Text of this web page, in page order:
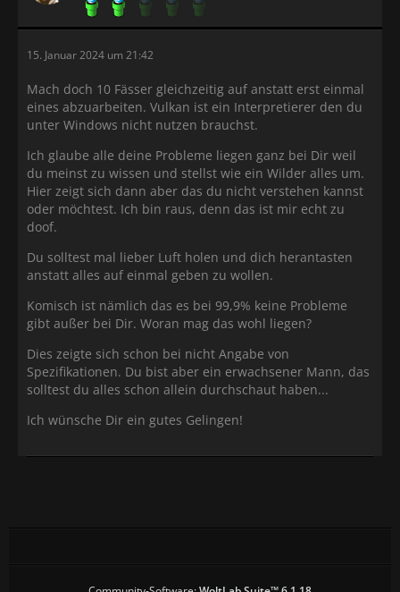
15. Januar 2024 um 21:42
Mach doch 10 Fässer gleichzeitig auf anstatt erst einmal
eines abzuarbeiten. Vulkan ist ein Interpretierer den du
unter Windows nicht nutzen brauchst.
Ich glaube alle deine Probleme liegen ganz bei Dir weil
du meinst zu wissen und stellst wie ein Wilder alles um.
Hier zeigt sich dann aber das du nicht verstehen kannst
oder möchtest. Ich bin raus, denn das ist mir echt zu
doof.
Du solltest mal lieber Luft holen und dich herantasten
anstatt alles auf einmal geben zu wollen.
Komisch ist nämlich das es bei 99,9% keine Probleme
gibt außer bei Dir. Woran mag das wohl liegen?
Dies zeigte sich schon bei nicht Angabe von
Spezifikationen. Du bist aber ein erwachsener Mann, das
solltest du alles schon allein durchschaut haben...
Ich wünsche Dir ein gutes Gelingen!